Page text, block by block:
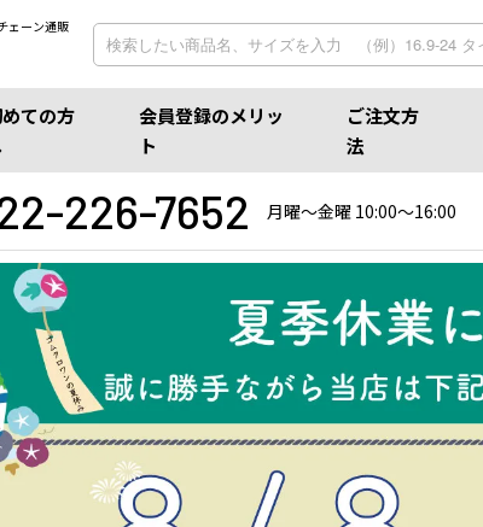
ェーン通販
ての方
会員登録のメリッ
ト
ご注文方
法
226-7652 月曜〜金曜 10:00〜16:00